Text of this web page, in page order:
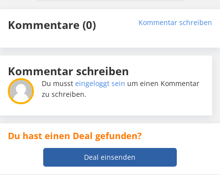
Kommentare (0) Kommentar schreiben
Kommentar schreiben
Du mussteingeloggt sein um einen Kommentar
zu schreiben.
Du hast einen Deal gefunden?
Deal einsenden